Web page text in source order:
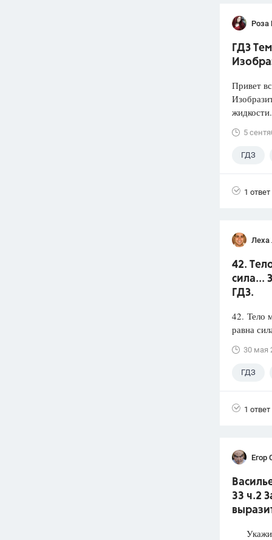
Роза
ГДЗ
Привет
5
ГДЗ
1 ответ
Леха
42.
сила...
ГДЗ.
42. Тело
равна
30 мая
ГДЗ
1 ответ
Егор
33 ч.2